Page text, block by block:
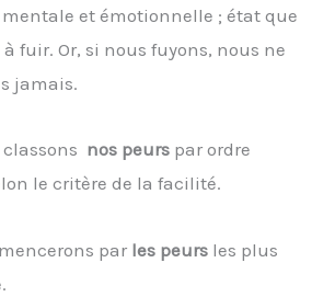
et émotionnelle ; état que
fuir. Or, si nous fuyons, nous ne
jamais.
nos peurs par ordre
le critère de la facilité.
par les peurs les plus